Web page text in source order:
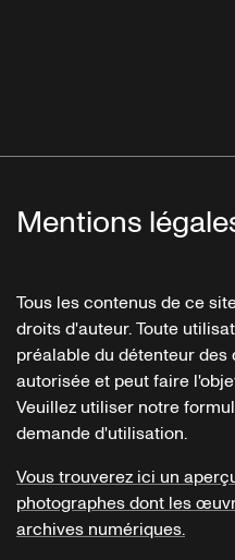
Mentions
Tous les contenus de ce
droits d'auteur. Toute
préalable du détenteur
autorisée et peut faire
Veuillez utiliser notre
demande d'utilisation.
Vous trouverez ici un
photographes dont les
archives numériques.